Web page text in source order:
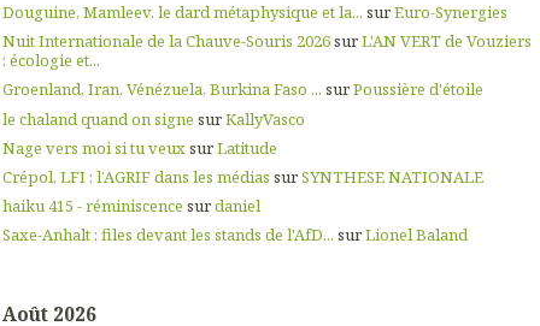
Douguine, Mamleev, le dard métaphysique et la... surEuro-Synergies
Nuit Internationale de la Chauve-Souris 2026surL'AN VERT de Vouziers
: écologie et...
Groenland, Iran, Vénézuela, Burkina Faso ... surPoussière d'étoile
le chaland quand on signe surKallyVasco
Nage vers moi si tu veuxsurLatitude
Crépol, LFI : l’AGRIF dans les médias surSYNTHESE NATIONALE
haiku 415 - réminiscence surdaniel
Saxe-Anhalt : files devant les stands de l'AfD... surLionel Baland
Août 2026